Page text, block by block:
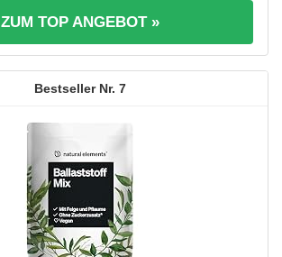
ZUM TOP ANGEBOT »
7